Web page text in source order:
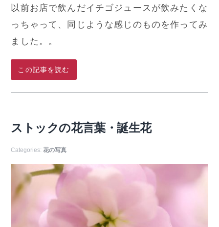
以前お店で飲んだイチゴジュースが飲みたくな
っちゃって、同じような感じのものを作ってみ
ました。。
この記事を読む
ストックの花言葉・誕生花
Categories:花の写真